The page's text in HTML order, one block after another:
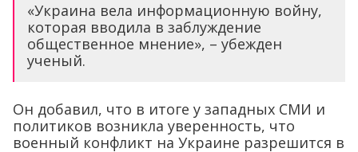
«Украина вела информационную войну,
которая вводила в заблуждение
общественное мнение», – убежден
ученый.
Он добавил, что в итоге у западных СМИ и
политиков возникла уверенность, что
военный конфликт на Украине разрешится в